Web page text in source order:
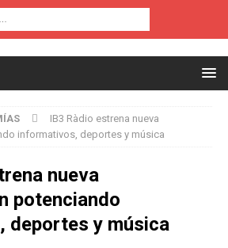
IB3 Ràdio estrena nueva
informativos, deportes y música
nueva
potenciando
deportes y música